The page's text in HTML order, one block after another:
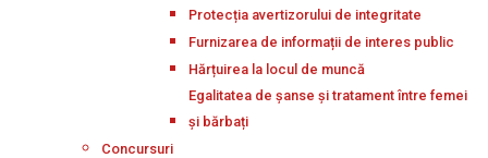
Protecția avertizorului de integritate
Furnizarea de informații de interes public
Hărțuirea la locul de muncă
Egalitatea de șanse și tratament între femei
și bărbați
Concursuri